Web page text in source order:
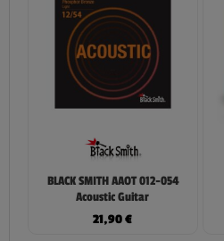
BLACK SMITH AAOT 012-054
Acoustic Guitar
21,90€